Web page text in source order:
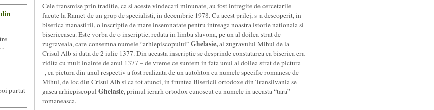
purtat
Cele transmise prin traditie, ca si aceste vindecari minunate, au fost intregite de cercetarile
facute la Ramet de un grup de specialisti, in decembrie 1978. Cu acest prilej, s-a descoperit, in
biserica manastirii, o inscriptie de mare insemnatate pentru intreaga noastra istorie nationala si
bisericeasca. Este vorba de o inscriptie, redata in limba slavona, pe un al doilea strat de
zugraveala, care consemna numele “arhiepiscopului”Ghelasie,al zugravului Mihul de la
Crisul Alb si data de 2 iulie 1377. Din aceasta inscriptie se desprinde constatarea ca biserica era
zidita cu mult inainte de anul 1377 – de vreme ce suntem in fata unui al doilea strat de pictura
-, ca pictura din anul respectiv a fost realizata de un autohton cu numele specific romanesc de
Mihul, de loc din Crisul Alb si ca tot atunci, in fruntea Bisericii ortodoxe din Transilvania se
gasea arhiepiscopul Ghelasie,primul ierarh ortodox cunoscut cu numele in aceasta “tara”
romaneasca.